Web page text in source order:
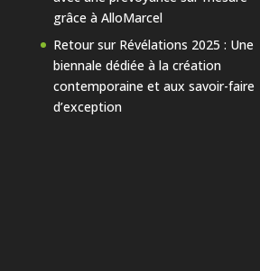
grâce à AlloMarcel
Retour sur Révélations 2025 : Une
biennale dédiée à la création
contemporaine et aux savoir-faire
d’exception